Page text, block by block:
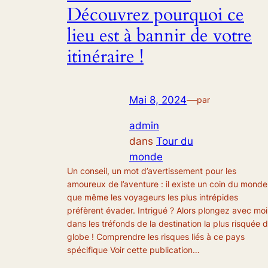
Découvrez pourquoi ce
lieu est à bannir de votre
itinéraire !
Mai 8, 2024—par
admin
dans Tour du
monde
Un conseil, un mot d’avertissement pour les
amoureux de l’aventure : il existe un coin du monde
que même les voyageurs les plus intrépides
préfèrent évader. Intrigué ? Alors plongez avec moi
dans les tréfonds de la destination la plus risquée
globe ! Comprendre les risques liés à ce pays
spécifique Voir cette publication…